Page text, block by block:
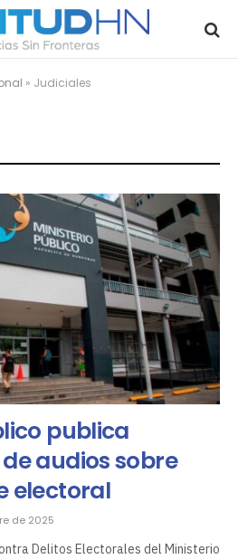
» Judiciales
publica
audios sobre
electoral
de 2025
Delitos Electorales del Ministerio